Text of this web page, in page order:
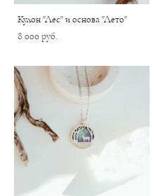
Кулон "Лес" и основа "Лето"
8 000 pуб.